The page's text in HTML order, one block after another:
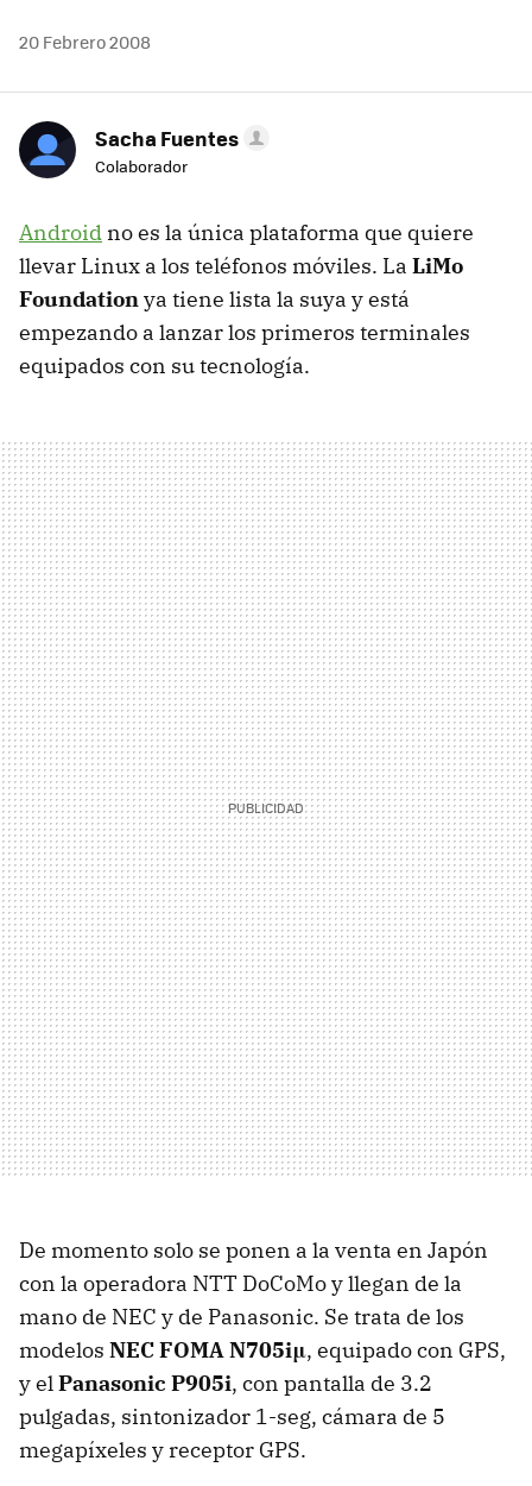
20 Febrero 2008
Sacha Fuentes
Colaborador
Android no es la única plataforma que quiere
llevar Linux a los teléfonos móviles. La LiMo
Foundationya tiene lista la suya y está
empezando a lanzar los primeros terminales
equipados con su tecnología.
De momento solo se ponen a la venta en Japón
con la operadora NTT DoCoMo y llegan de la
mano de NEC y de Panasonic. Se trata de los
modelos NEC FOMA N705iμ, equipado con GPS,
y elPanasonic P905i, con pantalla de 3.2
pulgadas, sintonizador 1-seg, cámara de 5
megapíxeles y receptor GPS.